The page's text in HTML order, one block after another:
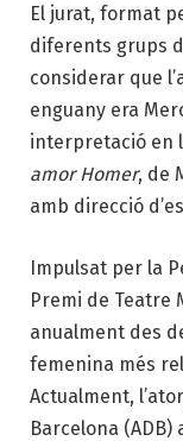
El jurat, format
diferents grups
considerar que
enguany era
interpretació en
amor Homer, de
amb direcció
Impulsat per la
Premi de Teatre
anualment des
femenina més
Actualment,
Barcelona (ADB)